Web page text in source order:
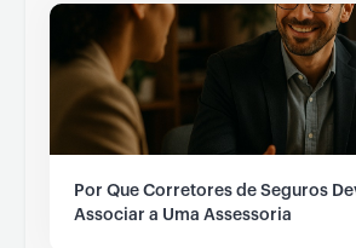
Por Que Corretores de Seguros
Associar a Uma Assessoria